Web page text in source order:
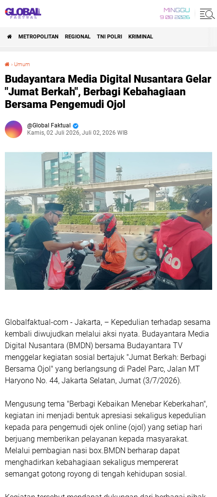
MINGGU
9 08 2026
METROPOLITAN REGIONAL TNI POLRI KRIMINAL
› Umum
Budayantara Media Digital Nusantara Gelar
"Jumat Berkah", Berbagi Kebahagiaan
Bersama Pengemudi Ojol
Global Faktual
Kamis, 02 Juli 2026, Juli 02, 2026 WIB
Globalfaktual-com - Jakarta, – Kepedulian terhadap sesama
kembali diwujudkan melalui aksi nyata. Budayantara Media
Digital Nusantara (BMDN) bersama Budayantara TV
menggelar kegiatan sosial bertajuk "Jumat Berkah: Berbagi
Bersama Ojol" yang berlangsung di Padel Parc, Jalan MT
Haryono No. 44, Jakarta Selatan, Jumat (3/7/2026).
Mengusung tema "Berbagi Kebaikan Menebar Keberkahan",
kegiatan ini menjadi bentuk apresiasi sekaligus kepedulian
kepada para pengemudi ojek online (ojol) yang setiap hari
berjuang memberikan pelayanan kepada masyarakat.
Melalui pembagian nasi box.BMDN berharap dapat
menghadirkan kebahagiaan sekaligus mempererat
semangat gotong royong di tengah kehidupan sosial.